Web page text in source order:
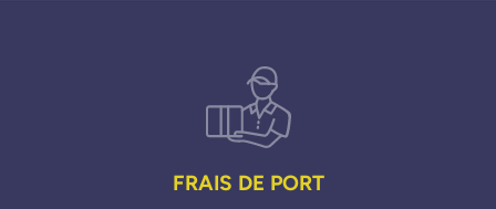
FRAIS DE PORT